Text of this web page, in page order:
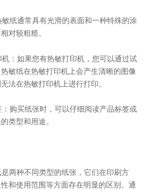
纸通常具有光滑的表面和一种特殊的涂
对较粗糙。
机：如果您有热敏打印机，您可以通过试
敏纸在热敏打印机上会产生清晰的图像
法在热敏打印机上进行打印。
购买纸张时，可以仔细阅读产品标签或
类型和用途。
两种不同类型的纸张，它们在印刷方
和使用范围等方面存在明显的区别。通